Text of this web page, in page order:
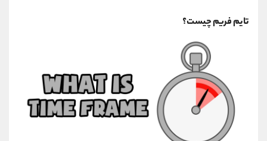
تایم فریم چیست؟